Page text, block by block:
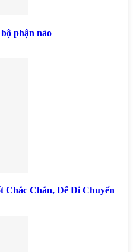
phận nào
Chắc Chắn, Dễ Di Chuyển